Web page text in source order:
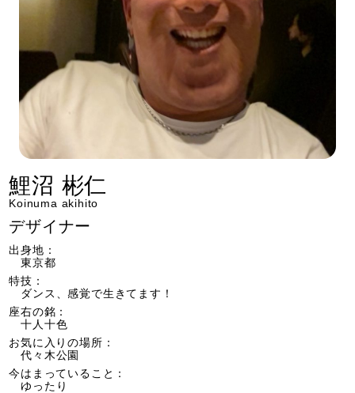
鯉沼 彬仁
Koinuma akihito
デザイナー
出身地：
東京都
特技：
ダンス、感覚で生きてます！
座右の銘：
十人十色
お気に入りの場所：
代々木公園
今はまっていること：
ゆったり